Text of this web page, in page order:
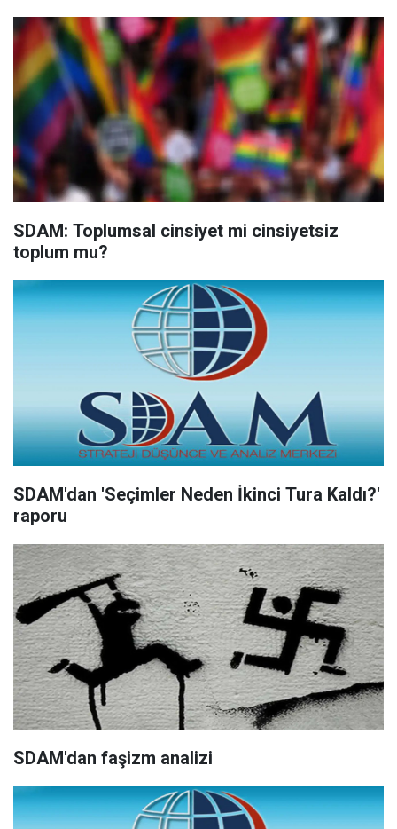
SDAM: Toplumsal cinsiyet mi cinsiyetsiz
toplum mu?
SDAM'dan 'Seçimler Neden İkinci Tura Kaldı?'
raporu
SDAM'dan faşizm analizi